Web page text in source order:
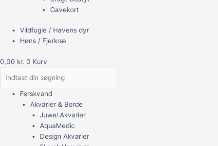
Gavekort
Vildfugle / Havens dyr
Høns / Fjerkræ
0,00 kr. 0 Kurv
Ferskvand
Akvarier & Borde
Juwel Akvarier
AquaMedic
Design Akvarier